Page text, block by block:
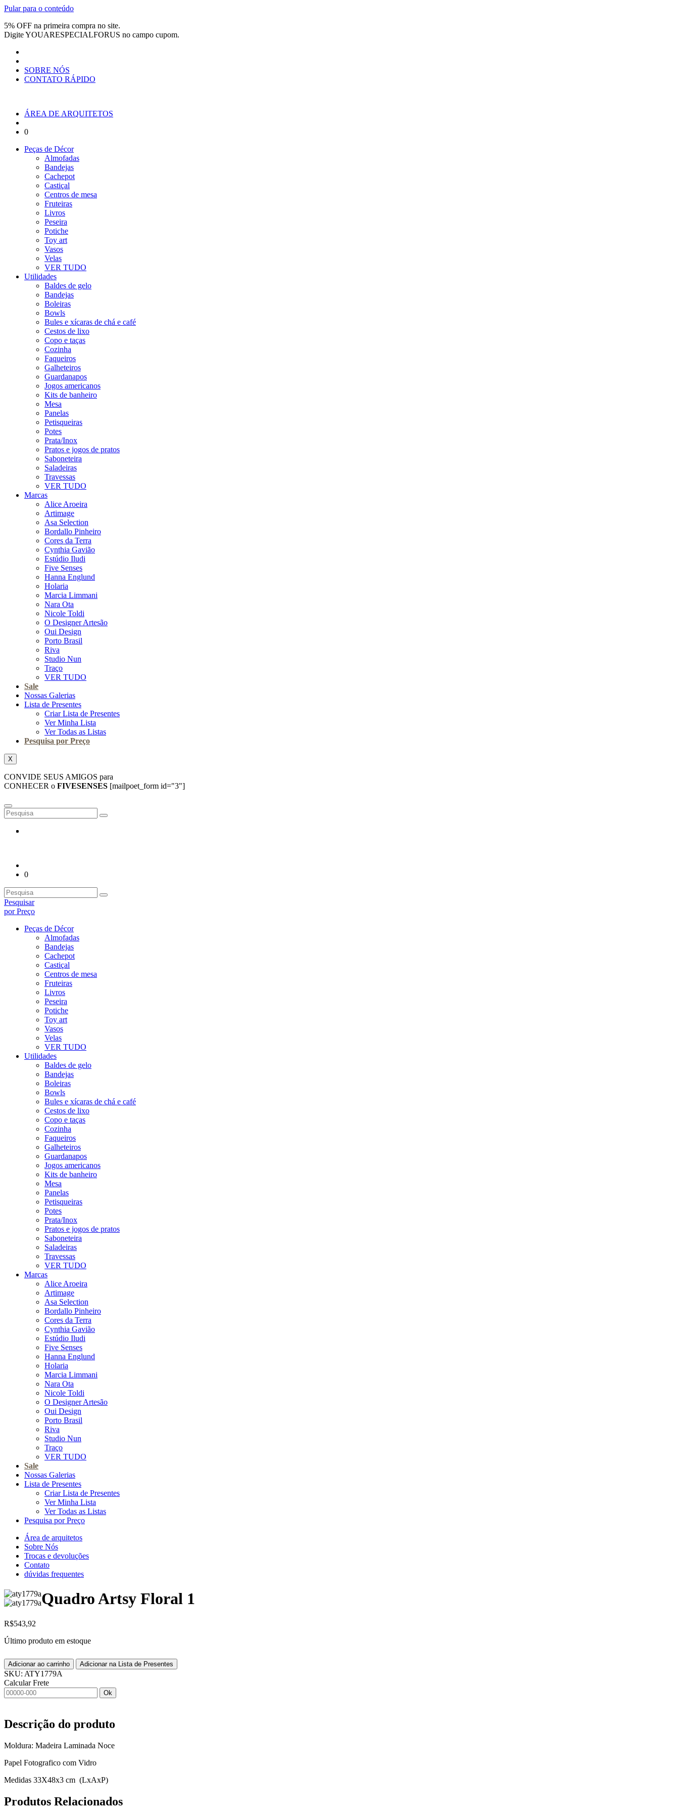
Pular para o conteúdo
5% OFF na primeira compra no site.
DigiteYOUARESPECIALFORUS no campo cupom.
SOBRE NÓS
CONTATO RÁPIDO
ÁREA DE ARQUITETOS
0
Peças de Décor
Almofadas
Bandejas
Cachepot
Castiçal
Centros de mesa
Fruteiras
Livros
Peseira
Potiche
Toy art
Vasos
Velas
VER TUDO
Utilidades
Baldes de gelo
Bandejas
Boleiras
Bowls
Bules e xícaras de chá e café
Cestos de lixo
Copo e taças
Cozinha
Faqueiros
Galheteiros
Guardanapos
Jogos americanos
Kits de banheiro
Mesa
Panelas
Petisqueiras
Potes
Prata/Inox
Pratos e jogos de pratos
Saboneteira
Saladeiras
Travessas
VER TUDO
Marcas
Alice Aroeira
Artimage
Asa Selection
Bordallo Pinheiro
Cores da Terra
Cynthia Gavião
Estúdio Iludi
Five Senses
Hanna Englund
Holaria
Marcia Limmani
Nara Ota
Nicole Toldi
O Designer Artesão
Oui Design
Porto Brasil
Riva
Studio Nun
Traço
VER TUDO
Sale
Nossas Galerias
Lista de Presentes
Criar Lista de Presentes
Ver Minha Lista
Ver Todas as Listas
Pesquisa por Preço
X
CONVIDE SEUS AMIGOS para
CONHECER o FIVESENSES [mailpoet_form id="3"]
0
Pesquisar
por Preço
Peças de Décor
Almofadas
Bandejas
Cachepot
Castiçal
Centros de mesa
Fruteiras
Livros
Peseira
Potiche
Toy art
Vasos
Velas
VER TUDO
Utilidades
Baldes de gelo
Bandejas
Boleiras
Bowls
Bules e xícaras de chá e café
Cestos de lixo
Copo e taças
Cozinha
Faqueiros
Galheteiros
Guardanapos
Jogos americanos
Kits de banheiro
Mesa
Panelas
Petisqueiras
Potes
Prata/Inox
Pratos e jogos de pratos
Saboneteira
Saladeiras
Travessas
VER TUDO
Marcas
Alice Aroeira
Artimage
Asa Selection
Bordallo Pinheiro
Cores da Terra
Cynthia Gavião
Estúdio Iludi
Five Senses
Hanna Englund
Holaria
Marcia Limmani
Nara Ota
Nicole Toldi
O Designer Artesão
Oui Design
Porto Brasil
Riva
Studio Nun
Traço
VER TUDO
Sale
Nossas Galerias
Lista de Presentes
Criar Lista de Presentes
Ver Minha Lista
Ver Todas as Listas
Pesquisa por Preço
Área de arquitetos
Sobre Nós
Trocas e devoluções
Contato
dúvidas frequentes
Quadro Artsy Floral 1
R$543,92
Último produto em estoque
Adicionar ao carrinho Adicionar na Lista de Presentes
SKU: ATY1779A
Calcular Frete
Ok
Descrição do produto
Moldura: Madeira Laminada Noce
Papel Fotografico com Vidro
Medidas 33X48x3 cm (LxAxP)
Produtos Relacionados